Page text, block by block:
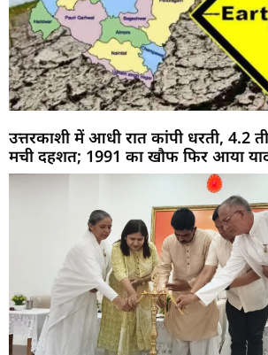
उत्तरकाशी में आधी रात कांपी धरती, 4.2
मची दहशत; 1991 का खौफ फिर आया